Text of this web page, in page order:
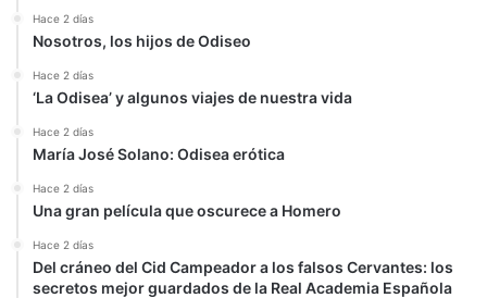
Hace 2 días
Nosotros, los hijos de Odiseo
Hace 2 días
‘La Odisea’ y algunos viajes de nuestra vida
Hace 2 días
María José Solano: Odisea erótica
Hace 2 días
Una gran película que oscurece a Homero
Hace 2 días
Del cráneo del Cid Campeador a los falsos Cervantes: los
secretos mejor guardados de la Real Academia Española